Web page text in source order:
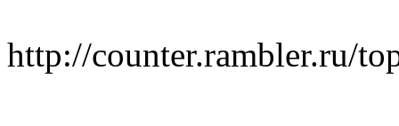
http://counter.rambler.ru/